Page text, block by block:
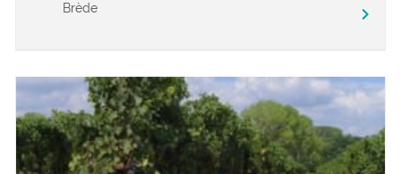
Brède
chevron_right